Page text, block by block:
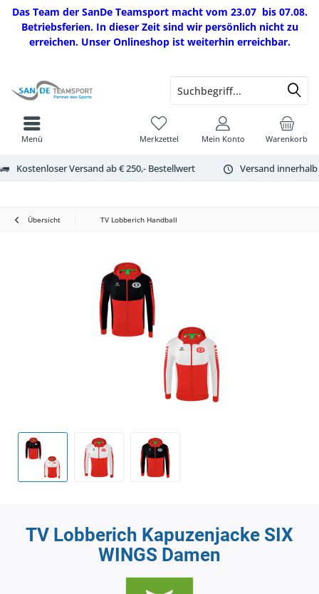
Das Team der SanDe Teamsport macht vom 23.07 bis 07.08.
Betriebsferien. In dieser Zeit sind wir persönlich nicht zu
erreichen. Unser Onlineshop ist weiterhin erreichbar.
Kostenloser Versand ab € 250,- Bestellwert Versand
Warenkorb
Merkzettel Mein Konto
Menü
Übersicht TV Lobberich Handball
TV Lobberich Kapuzenjacke SIX
WINGS Damen